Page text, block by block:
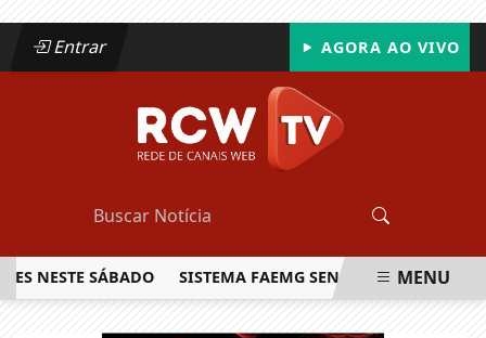
Entrar AGORA AO VIVO
SÁBADO SISTEMA FAEMG SENAR LANÇA O PRIMEIRO
MENU